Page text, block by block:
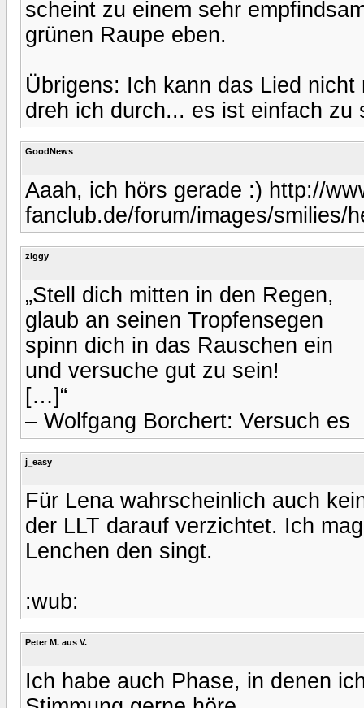
scheint zu einem sehr
grünen Raupe eben.
Übrigens: Ich kann das Lied
dreh ich durch... es ist einfach zu
GoodNews
Aaah, ich hörs gerade :) http://
fanclub.de/forum/images/smilies/
ziggy
„Stell dich mitten in den Regen,
glaub an seinen Tropfensegen
spinn dich in das Rauschen ein
und versuche gut zu sein!
[…]“
– Wolfgang Borchert: Versuch es
j_easy
Für Lena wahrscheinlich auch
der LLT darauf verzichtet. Ich
Lenchen den singt.
:wub:
Peter M. aus V.
Ich habe auch Phase, in denen